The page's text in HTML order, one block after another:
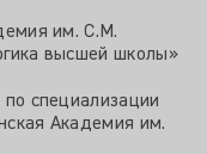
им. С.М.
высшей школы»
специализации
Академия им.